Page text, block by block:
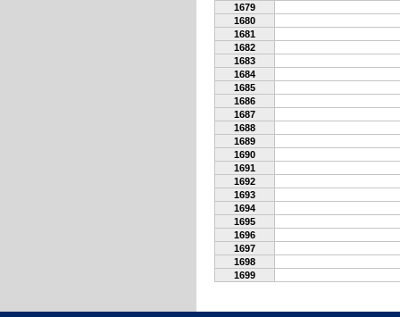
1679
1680
1681
1682
1683
1684
1685
1686
1687
1688
1689
1690
1691
1692
1693
1694
1695
1696
1697
1698
1699